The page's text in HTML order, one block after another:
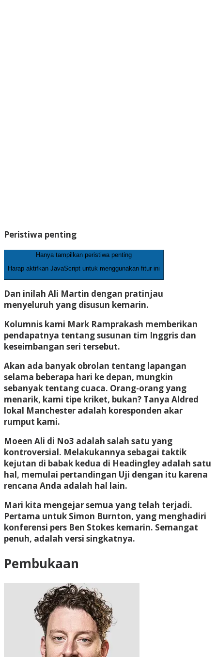
Peristiwa penting
Hanya tampilkan peristiwa penting
Harap aktifkan JavaScript untuk menggunakan fitur ini
Dan inilah Ali Martin dengan pratinjau
menyeluruh yang disusun kemarin.
Kolumnis kami Mark Ramprakash memberikan
pendapatnya tentang susunan tim Inggris dan
keseimbangan seri tersebut.
Akan ada banyak obrolan tentang lapangan
selama beberapa hari ke depan, mungkin
sebanyak tentang cuaca. Orang-orang yang
menarik, kami tipe kriket, bukan? Tanya Aldred
lokal Manchester adalah koresponden akar
rumput kami.
Moeen Ali di No3 adalah salah satu yang
kontroversial. Melakukannya sebagai taktik
kejutan di babak kedua di Headingley adalah satu
hal, memulai pertandingan Uji dengan itu karena
rencana Anda adalah hal lain.
Mari kita mengejar semua yang telah terjadi.
Pertama untuk Simon Burnton, yang menghadiri
konferensi pers Ben Stokes kemarin. Semangat
penuh, adalah versi singkatnya.
Pembukaan